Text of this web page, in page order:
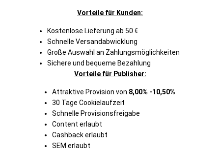
Vorteile für Kunden:
Kostenlose Lieferung ab 50 €
Schnelle Versandabwicklung
Große Auswahl an Zahlungsmöglichkeiten
Sichere und bequeme Bezahlung
Vorteile für Publisher:
Attraktive Provision von 8,00% -10,50%
30 Tage Cookielaufzeit
Schnelle Provisionsfreigabe
Content erlaubt
Cashback erlaubt
SEM erlaubt